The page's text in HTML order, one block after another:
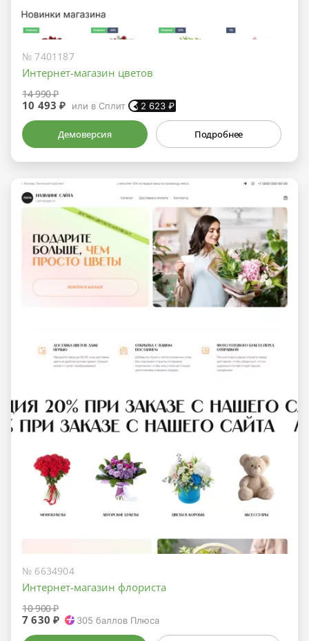
№ 7401187
Интернет-магазин цветов
14 990 ₽
10 493 ₽ или в Сплит 2 623₽
Демоверсия Подробнее
№ 6634904
Интернет-магазин флориста
10 900 ₽
7 630 ₽ 305 баллов Плюса